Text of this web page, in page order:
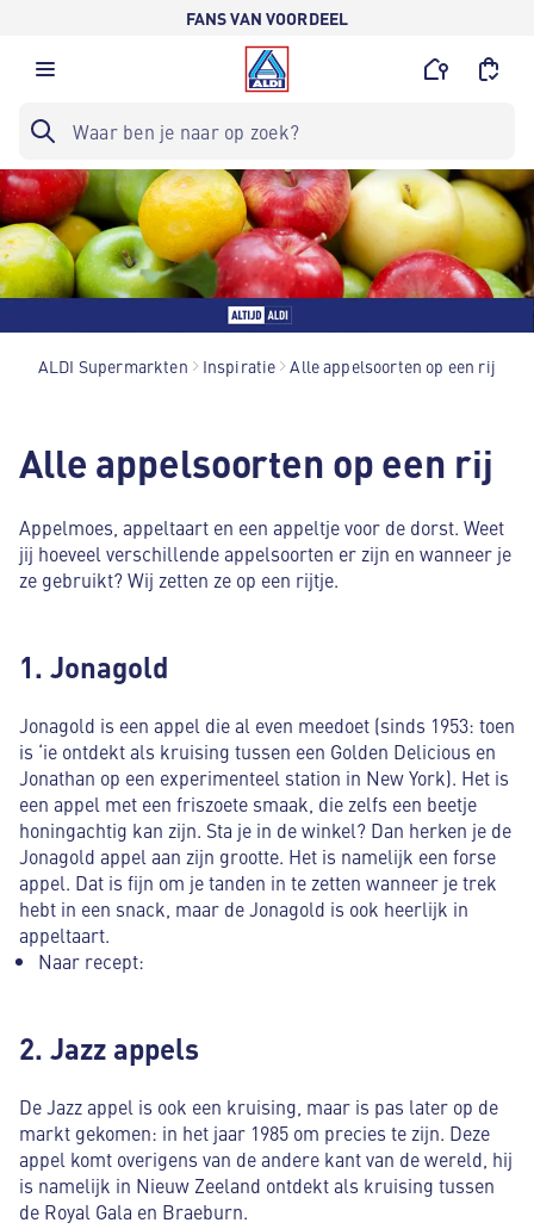
FANS VAN VOORDEEL
ALDI Supermarkten Inspiratie Alle appelsoorten op een rij
Alle appelsoorten op een rij
Appelmoes, appeltaart en een appeltje voor de dorst. Weet
jij hoeveel verschillende appelsoorten er zijn en wanneer je
ze gebruikt? Wij zetten ze op een rijtje.
1. Jonagold
Jonagold is een appel die al even meedoet (sinds 1953: toen
is ‘ie ontdekt als kruising tussen een Golden Delicious en
Jonathan op een experimenteel station in New York). Het is
een appel met een friszoete smaak, die zelfs een beetje
honingachtig kan zijn. Sta je in de winkel? Dan herken je de
Jonagold appel aan zijn grootte. Het is namelijk een forse
appel. Dat is fijn om je tanden in te zetten wanneer je trek
hebt in een snack, maar de Jonagold is ook heerlijk in
appeltaart.
Naar recept:
2. Jazz appels
De Jazz appel is ook een kruising, maar is pas later op de
markt gekomen: in het jaar 1985 om precies te zijn. Deze
appel komt overigens van de andere kant van de wereld, hij
is namelijk in Nieuw Zeeland ontdekt als kruising tussen
de Royal Gala en Braeburn.